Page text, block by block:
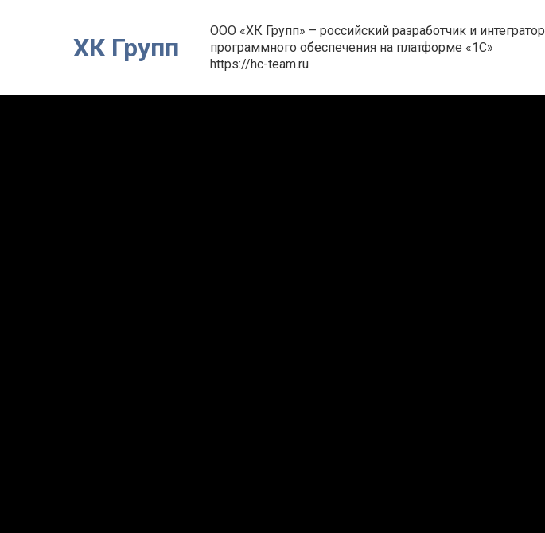
ХК Групп
ООО «ХК Групп» – российский разработчик и интегратор
программного обеспечения на платформе «1С»
https://hc-team.ru